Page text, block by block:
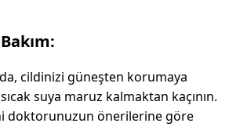
cildinizi güneşten korumaya
suya maruz kalmaktan kaçının.
doktorunuzun önerilerine göre